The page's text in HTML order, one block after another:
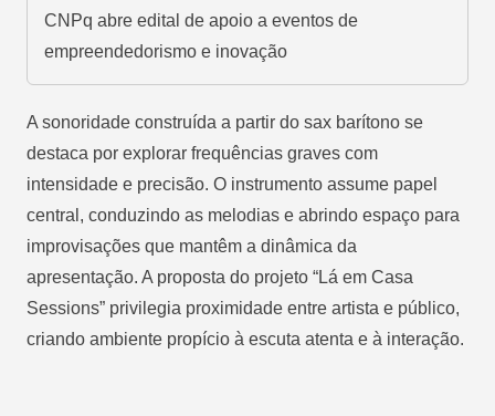
CNPq abre edital de apoio a eventos de
empreendedorismo e inovação
A sonoridade construída a partir do sax barítono se
destaca por explorar frequências graves com
intensidade e precisão. O instrumento assume papel
central, conduzindo as melodias e abrindo espaço para
improvisações que mantêm a dinâmica da
apresentação. A proposta do projeto “Lá em Casa
Sessions” privilegia proximidade entre artista e público,
criando ambiente propício à escuta atenta e à interação.